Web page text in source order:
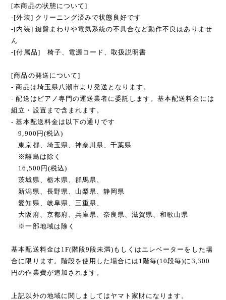
[本商品の状態について]
-[外装] クリーニング済みで状態良好です
-[内装] 鍵盤まわりや電気系統の不具合など動作不良はありませ
ん
-[付属品] 椅子、電源コード、取扱説明書
[商品の発送について]
- 商品は埼玉県八潮市より発送となります。
- 配送はピアノ専門の運送業者に委託します。基本配送料金には
組立・設置まで含まれます。
- 基本配送料金は以下の通りです
9,900円(税込)
東京都、埼玉県、神奈川県、千葉県
※離島は除く
16,500円(税込)
茨城県、栃木県、群馬県、
新潟県、長野県、山梨県、静岡県
愛知県、岐阜県、三重県、
大阪府、京都府、兵庫県、奈良県、滋賀県、和歌山県
※一部地域は除く
基本配送料金は1F(階段9段未満)もしくはエレベーターをした場
合に限ります。階段を使用した場合には1階毎(10段毎)に3,300
円の作業費が追加されます。
上記以外の地域に関しましてはヤマト家財になります。